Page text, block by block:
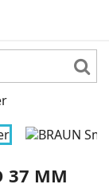
37 MM